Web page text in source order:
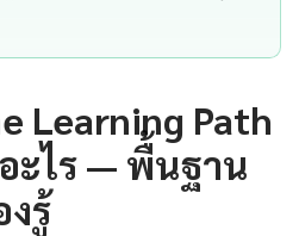
Learning Path
ะไร — พื้นฐาน
รู้